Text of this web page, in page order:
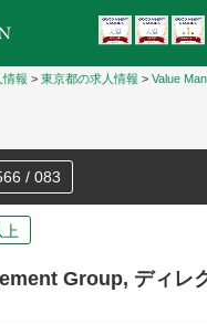
情報 > 東京都の求人情報 > Value
/ 083
Group, ディレ